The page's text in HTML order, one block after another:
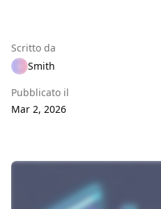
Scritto da
Smith
Pubblicato il
Mar 2, 2026